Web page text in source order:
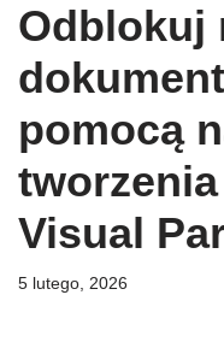
Odblokuj
pomocą
Visual
5 lutego, 2026